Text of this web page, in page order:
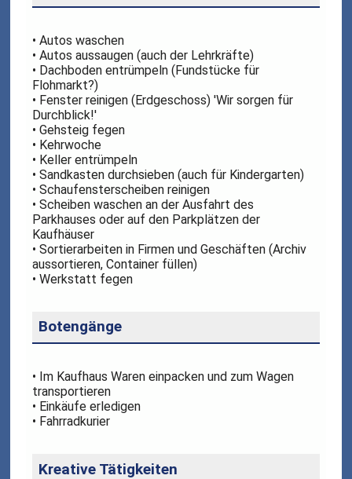
• Autos waschen
• Autos aussaugen (auch der Lehrkräfte)
• Dachboden entrümpeln (Fundstücke für
Flohmarkt?)
• Fenster reinigen (Erdgeschoss) 'Wir sorgen für
Durchblick!'
• Gehsteig fegen
• Kehrwoche
• Keller entrümpeln
• Sandkasten durchsieben (auch für Kindergarten)
• Schaufensterscheiben reinigen
• Scheiben waschen an der Ausfahrt des
Parkhauses oder auf den Parkplätzen der
Kaufhäuser
• Sortierarbeiten in Firmen und Geschäften (Archiv
aussortieren, Container füllen)
• Werkstatt fegen
Botengänge
• Im Kaufhaus Waren einpacken und zum Wagen
transportieren
• Einkäufe erledigen
• Fahrradkurier
Kreative Tätigkeiten